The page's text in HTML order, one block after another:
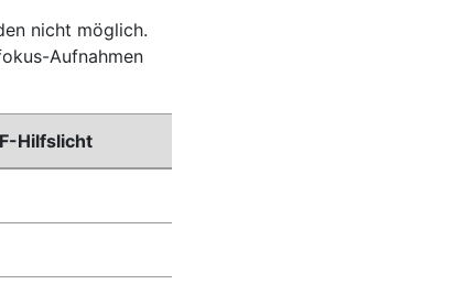
nicht möglich.
Aufnahmen
Hilfslicht